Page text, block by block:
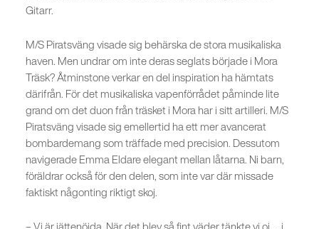
Gitarr.
M/S Piratsväng visade sig behärska de stora musikaliska
haven. Men undrar om inte deras seglats började i Mora
Träsk? Åtminstone verkar en del inspiration ha hämtats
därifrån. För det musikaliska vapenförrådet påminde lite
grand om det duon från träsket i Mora har i sitt artilleri. M/S
Piratsväng visade sig emellertid ha ett mer avancerat
bombardemang som träffade med precision. Dessutom
navigerade Emma Eldare elegant mellan låtarna. Ni barn,
föräldrar också för den delen, som inte var där missade
faktiskt någonting riktigt skoj.
– Vi är jättenöjda. När det blev så fint väder tänkte vi oj … i